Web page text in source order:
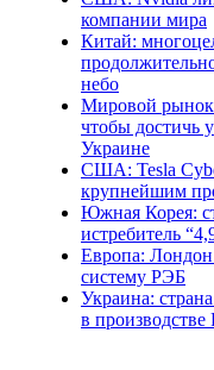
компании мира
Китай:
небо
Мировой
чтобы достичь
Украине
США: Tesla
крупнейшим
Южная Корея:
истребитель
Европа: Лондон
систему РЭБ
Украина:
в производстве